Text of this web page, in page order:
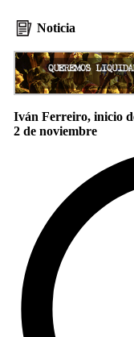
Noticia
Iván Ferreiro, inicio
2 de noviembre